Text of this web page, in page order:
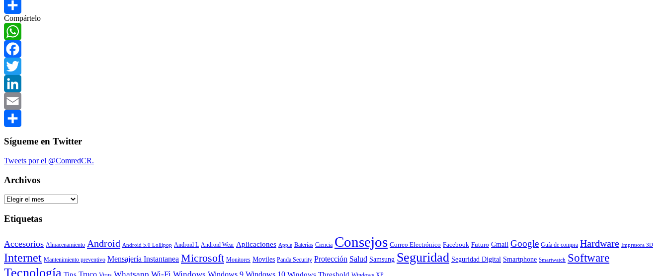
Email
Compartir
Compártelo
WhatsApp
Facebook
Twitter
LinkedIn
Email
Compartir
Sígueme en Twitter
Tweets por el @ComredCR.
Archivos
Archivos
Etiquetas
Accesorios Almacenamiento Android Android 5.0 Lollipop Android L Android Wear Aplicaciones Apple Baterías Ciencia Consejos Correo Electrónico Facebook Futuro Gmail Google Guía de compra Hardware Impresora 3D
Internet Mantenimiento preventivo Mensajería Instantanea Microsoft Monitores Moviles Panda Security Protección Salud Samsung Seguridad Seguridad Digital Smartphone Smartwatch Software
Tecnología Truco Whatsapp Windows 9 Windows 10